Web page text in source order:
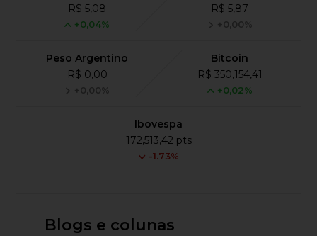
R$ 5,08
+0,04%
R$ 5,87
+0,00%
Peso Argentino
R$ 0,00
+0,00%
Bitcoin
R$ 350,154,41
+0,02%
Ibovespa
172,513,42 pts
-1.73%
Blogs e colunas